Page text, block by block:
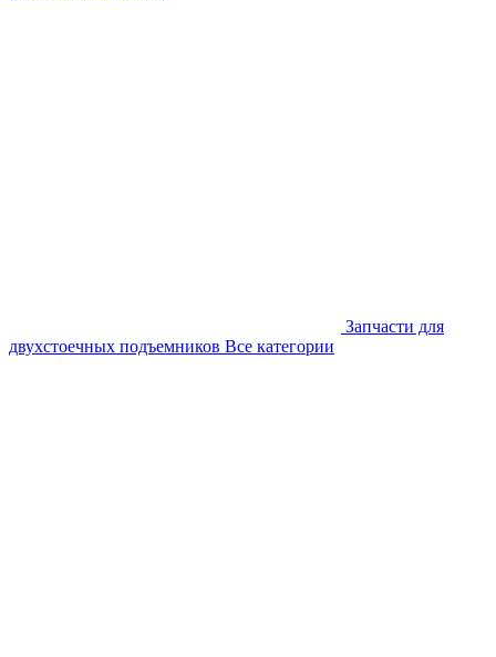
Запчасти для
двухстоечных подъемников Все категории